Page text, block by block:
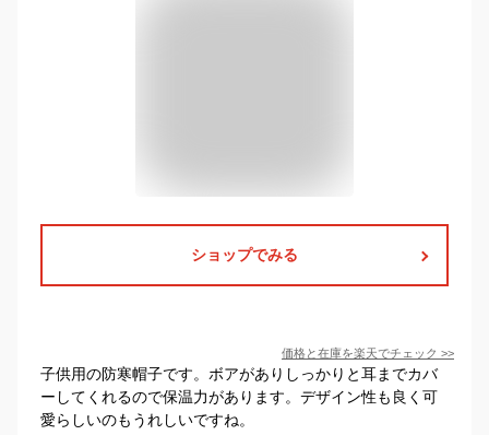
ショップでみる
価格と在庫を楽天でチェック >>
子供用の防寒帽子です。ボアがありしっかりと耳までカバ
ーしてくれるので保温力があります。デザイン性も良く可
愛らしいのもうれしいですね。